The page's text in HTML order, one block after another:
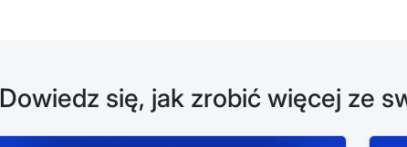
Dowiedz się, jak zrobić więcej ze